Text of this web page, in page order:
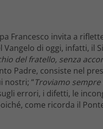
Francesco invita a
Vangelo di oggi, infatti, il
del fratello, senza
Padre, consiste nel
nostri; “Troviamo
errori, i difetti, le
come ricorda il